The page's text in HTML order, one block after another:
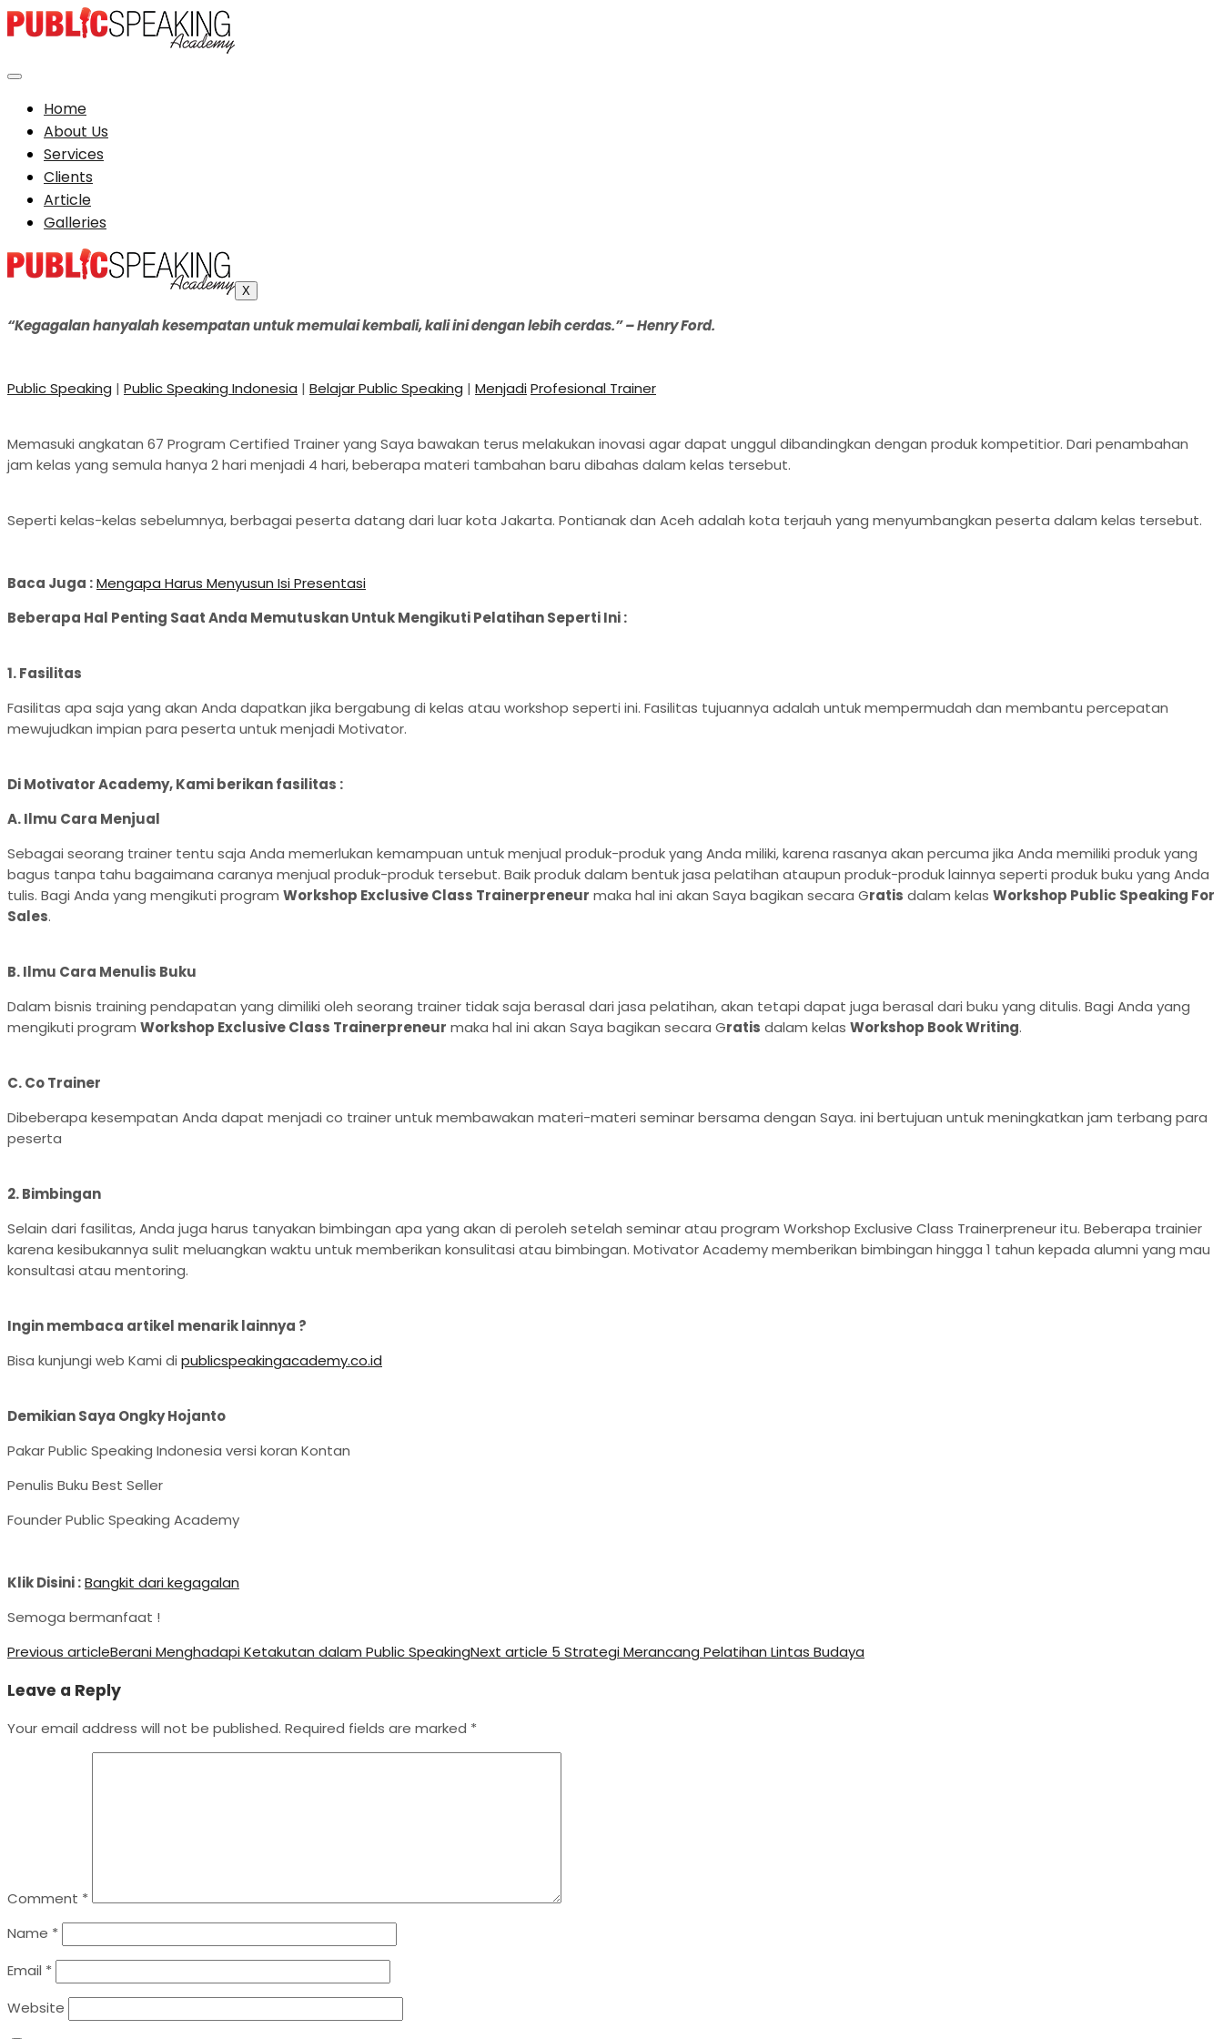
Home
About Us
Services
Clients
Article
Galleries
X
“Kegagalan hanyalah kesempatan untuk memulai kembali, kali ini dengan lebih cerdas.” – Henry Ford.
Public Speaking | Public Speaking Indonesia | Belajar Public Speaking | MenjadiProfesional Trainer
Memasuki angkatan 67 Program Certified Trainer yang Saya bawakan terus melakukan inovasi agar dapat unggul dibandingkan dengan produk kompetitior. Dari penambahan
jam kelas yang semula hanya 2 hari menjadi 4 hari, beberapa materi tambahan baru dibahas dalam kelas tersebut.
Seperti kelas-kelas sebelumnya, berbagai peserta datang dari luar kota Jakarta. Pontianak dan Aceh adalah kota terjauh yang menyumbangkan peserta dalam kelas tersebut.
Baca Juga :Mengapa Harus Menyusun Isi Presentasi
Beberapa Hal Penting Saat Anda Memutuskan Untuk Mengikuti Pelatihan Seperti Ini :
1.Fasilitas
Fasilitas apa saja yang akan Anda dapatkan jika bergabung di kelas atau workshop seperti ini. Fasilitas tujuannya adalah untuk mempermudah dan membantu percepatan
mewujudkan impian para peserta untuk menjadi Motivator.
Di Motivator Academy, Kami berikan fasilitas :
A. Ilmu Cara Menjual
Sebagai seorang trainer tentu saja Anda memerlukan kemampuan untuk menjual produk-produk yang Anda miliki, karena rasanya akan percuma jika Anda memiliki produk yang
bagus tanpa tahu bagaimana caranya menjual produk-produk tersebut. Baik produk dalam bentuk jasa pelatihan ataupun produk-produk lainnya seperti produk buku yang Anda
tulis. Bagi Anda yang mengikuti program Workshop Exclusive Class Trainerpreneur maka hal ini akan Saya bagikan secara Gratis dalam kelas Workshop Public Speaking For
Sales.
B. Ilmu Cara Menulis Buku
Dalam bisnis training pendapatan yang dimiliki oleh seorang trainer tidak saja berasal dari jasa pelatihan, akan tetapi dapat juga berasal dari buku yang ditulis. Bagi Anda yang
mengikuti program Workshop Exclusive Class Trainerpreneur maka hal ini akan Saya bagikan secara Gratis dalam kelas Workshop Book Writing.
C.Co Trainer
Dibeberapa kesempatan Anda dapat menjadi co trainer untuk membawakan materi-materi seminar bersama dengan Saya. ini bertujuan untuk meningkatkan jam terbang para
peserta
2.Bimbingan
Selain dari fasilitas, Anda juga harus tanyakan bimbingan apa yang akan di peroleh setelah seminar atau program Workshop Exclusive Class Trainerpreneur itu. Beberapa trainier
karena kesibukannya sulit meluangkan waktu untuk memberikan konsulitasi atau bimbingan. Motivator Academy memberikan bimbingan hingga 1 tahun kepada alumni yang mau
konsultasi atau mentoring.
Ingin membaca artikel menarik lainnya ?
Bisa kunjungi web Kami di publicspeakingacademy.co.id
DemikianSaya Ongky Hojanto
Pakar Public Speaking Indonesia versi koran Kontan
Penulis Buku Best Seller
Founder Public Speaking Academy
Klik Disini :Bangkit dari kegagalan
Semoga bermanfaat !
Previous articleBerani Menghadapi Ketakutan dalam Public SpeakingNext article 5 Strategi Merancang Pelatihan Lintas Budaya
Leave a Reply
Your email address will not be published. Required fields are marked *
Comment *
Name *
Email *
Website